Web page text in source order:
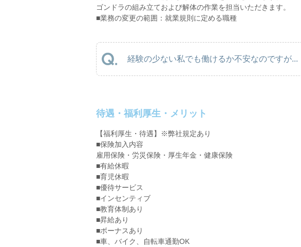
ゴンドラの組み立ておよび解体の作業を担当いただきます。
■業務の変更の範囲：就業規則に定める職種
経験の少ない私でも働けるか不安なのですが...
待遇・福利厚生・メリット
【福利厚生・待遇】※弊社規定あり
■保険加入内容
雇用保険・労災保険・厚生年金・健康保険
■有給休暇
■育児休暇
■優待サービス
■インセンティブ
■教育体制あり
■昇給あり
■ボーナスあり
■車、バイク、自転車通勤OK